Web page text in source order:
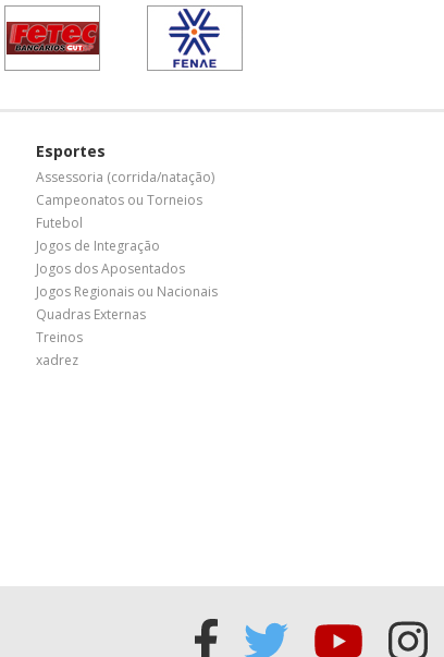
Esportes
Assessoria (corrida/natação)
Campeonatos ou Torneios
Futebol
Jogos de Integração
Jogos dos Aposentados
Jogos Regionais ou Nacionais
Quadras Externas
Treinos
xadrez
Acessar
Acessar